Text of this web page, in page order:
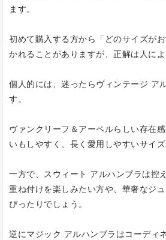
ます。
初めて購入する方から「どのサイズが
かれることがありますが、正解は人によ
個人的には、迷ったらヴィンテージ ア
す。
ヴァンクリーフ＆アーペルらしい存在
いもしやすく、長く愛用しやすいサイズ
一方で、スウィート アルハンブラは控
重ね付けを楽しみたい方や、華奢なジ
ぴったりでしょう。
逆にマジック アルハンブラはコーディ